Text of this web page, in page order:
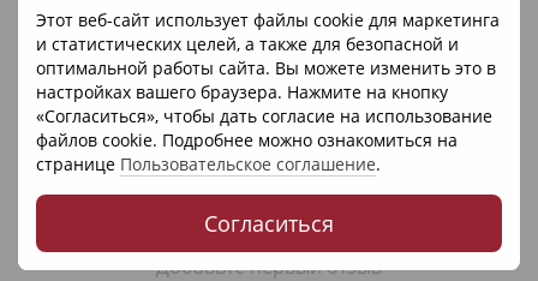
Этот веб-сайт использует файлы cookie для маркетинга
и статистических целей, а также для безопасной и
оптимальной работы сайта. Вы можете изменить это в
настройках вашего браузера. Нажмите на кнопку
«Согласиться», чтобы дать согласие на использование
файлов cookie. Подробнее можно ознакомиться на
странице Пользовательское соглашение.
Согласиться
Отзывы
Добавьте первый отзыв